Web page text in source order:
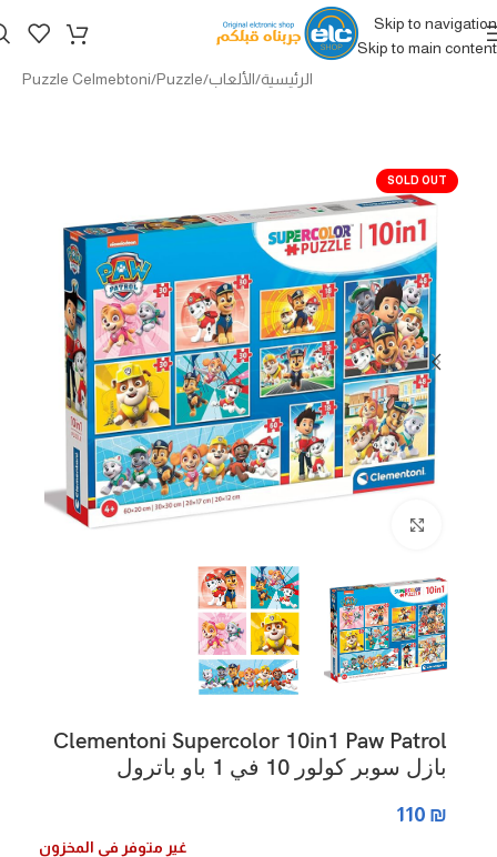
Skip to navigation
Skip to main content
الرئيسية/الألعاب/
Puzzle
/
Puzzle Celmebtoni
SOLD OUT
Clementoni Supercolor 10in1 Paw Patrol
بازل سوبر كولور 10 في 1 باو باترول
110 ₪
غير متوفر في المخزون